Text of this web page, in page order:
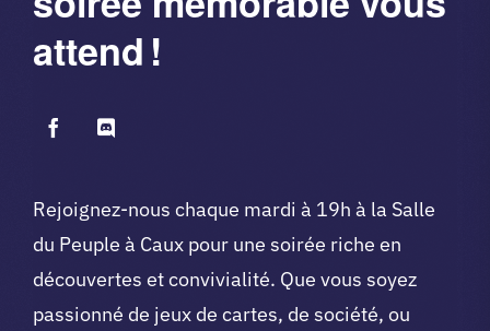
attend !
Rejoignez-nous chaque mardi à 19h à la Salle
du Peuple à Caux pour une soirée riche en
découvertes et convivialité. Que vous soyez
passionné de jeux de cartes, de société, ou